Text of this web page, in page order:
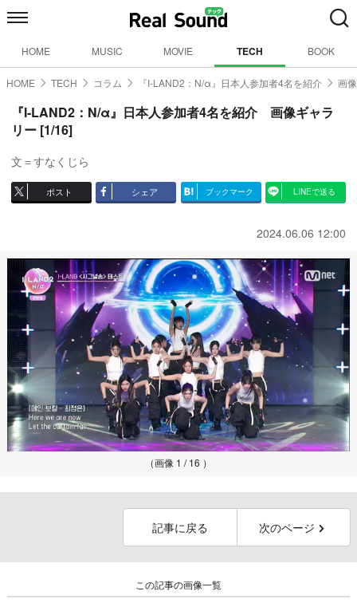
HOME MUSIC MOVIE TECH BOOK
HOME TECH コラム 『I-LAND2：N/α』日本人参加者4名を紹介 画
『I-LAND2：N/α』日本人参加者4名を紹介 画像ギャラ
リー [1/16]
文＝すなくじら
ポスト シェア ブックマーク LINEで送る
2024.06.06 12:00
（画像 1 / 16 ）
記事に戻る 次のページ
この記事の画像一覧